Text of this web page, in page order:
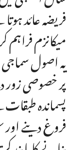
فریضہ عائد
میکانزم
یہ اصول
پسماندہ
فروغ دینے اور